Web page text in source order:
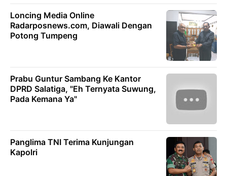
Loncing Media Online
Radarposnews.com, Diawali Dengan
Potong Tumpeng
Prabu Guntur Sambang Ke Kantor
DPRD Salatiga, "Eh Ternyata Suwung,
Pada Kemana Ya"
Panglima TNI Terima Kunjungan
Kapolri